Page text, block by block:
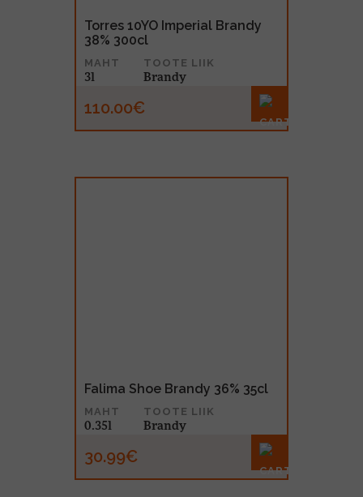
Torres 10YO Imperial Brandy
38% 300cl
MAHT
3l
TOOTE LIIK
Brandy
110.00€
Falima Shoe Brandy 36% 35cl
MAHT
0.35l
TOOTE LIIK
Brandy
30.99€